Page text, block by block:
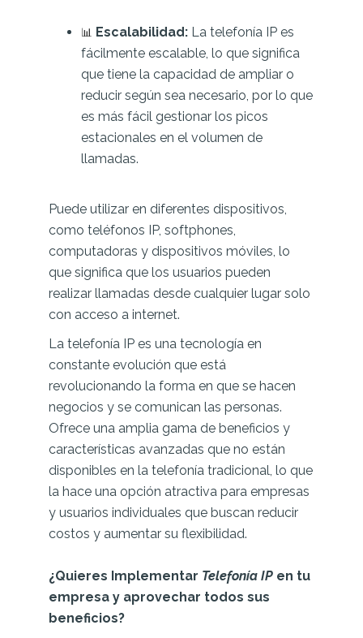
📊 Escalabilidad: La telefonía IP es
fácilmente escalable, lo que significa
que tiene la capacidad de ampliar o
reducir según sea necesario, por lo que
es más fácil gestionar los picos
estacionales en el volumen de
llamadas.
Puede utilizar en diferentes dispositivos,
como teléfonos IP, softphones,
computadoras y dispositivos móviles, lo
que significa que los usuarios pueden
realizar llamadas desde cualquier lugar solo
con acceso a internet.
La telefonía IP es una tecnología en
constante evolución que está
revolucionando la forma en que se hacen
negocios y se comunican las personas.
Ofrece una amplia gama de beneficios y
características avanzadas que no están
disponibles en la telefonía tradicional, lo que
la hace una opción atractiva para empresas
y usuarios individuales que buscan reducir
costos y aumentar su flexibilidad.
¿Quieres Implementar Telefonía IP en tu
empresa y aprovechar todos sus
beneficios?